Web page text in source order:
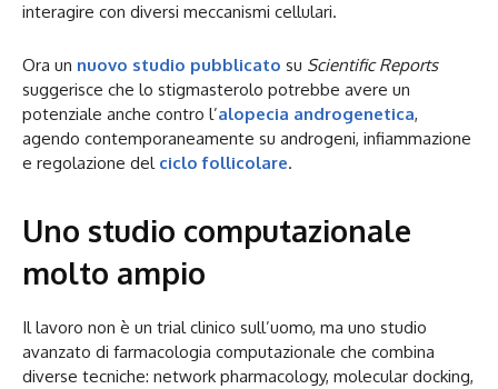
interagire con diversi meccanismi cellulari.
Ora un nuovo studio pubblicato su Scientific Reports
suggerisce che lo stigmasterolo potrebbe avere un
potenziale anche contro l’alopecia androgenetica,
agendo contemporaneamente su androgeni, infiammazione
e regolazione del ciclo follicolare.
Uno studio computazionale
molto ampio
Il lavoro non è un trial clinico sull’uomo, ma uno studio
avanzato di farmacologia computazionale che combina
diverse tecniche: network pharmacology, molecular docking,